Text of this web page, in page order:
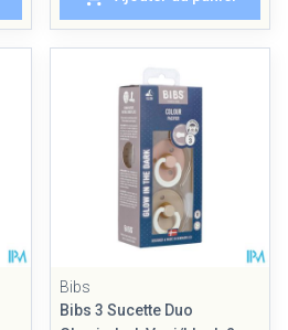
Bibs
Bibs 3 Sucette Duo